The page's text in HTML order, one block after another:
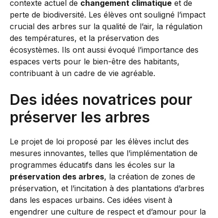
contexte actuel de changement climatique et de
perte de biodiversité. Les élèves ont souligné l’impact
crucial des arbres sur la qualité de l’air, la régulation
des températures, et la préservation des
écosystèmes. Ils ont aussi évoqué l’importance des
espaces verts pour le bien-être des habitants,
contribuant à un cadre de vie agréable.
Des idées novatrices pour
préserver les arbres
Le projet de loi proposé par les élèves inclut des
mesures innovantes, telles que l’implémentation de
programmes éducatifs dans les écoles sur la
préservation des arbres, la création de zones de
préservation, et l’incitation à des plantations d’arbres
dans les espaces urbains. Ces idées visent à
engendrer une culture de respect et d’amour pour la